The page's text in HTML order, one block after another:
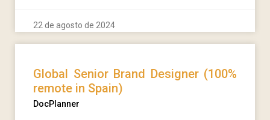
22 de agosto de 2024
Global Senior Brand Designer (100%
remote in Spain)
DocPlanner